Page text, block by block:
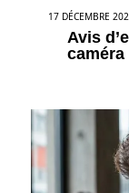
17 DÉCEMBRE
Avis